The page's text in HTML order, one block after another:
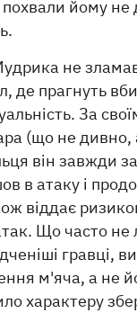
йому
не
де прагнуть
За
(що не
він завжди
в атаку і
віддає
Що часто не
гравці,
м'яча, а не
характеру